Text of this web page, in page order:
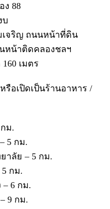
ง 88
บ
เจริญ ถนนหน้าที่ดิน
หน้าติดคลองชลฯ
เมตร
รือเปิดเป็นร้านอาหาร /
ม.
5 กม.
าลัย – 5 กม.
กม.
– 6 กม.
9 กม.